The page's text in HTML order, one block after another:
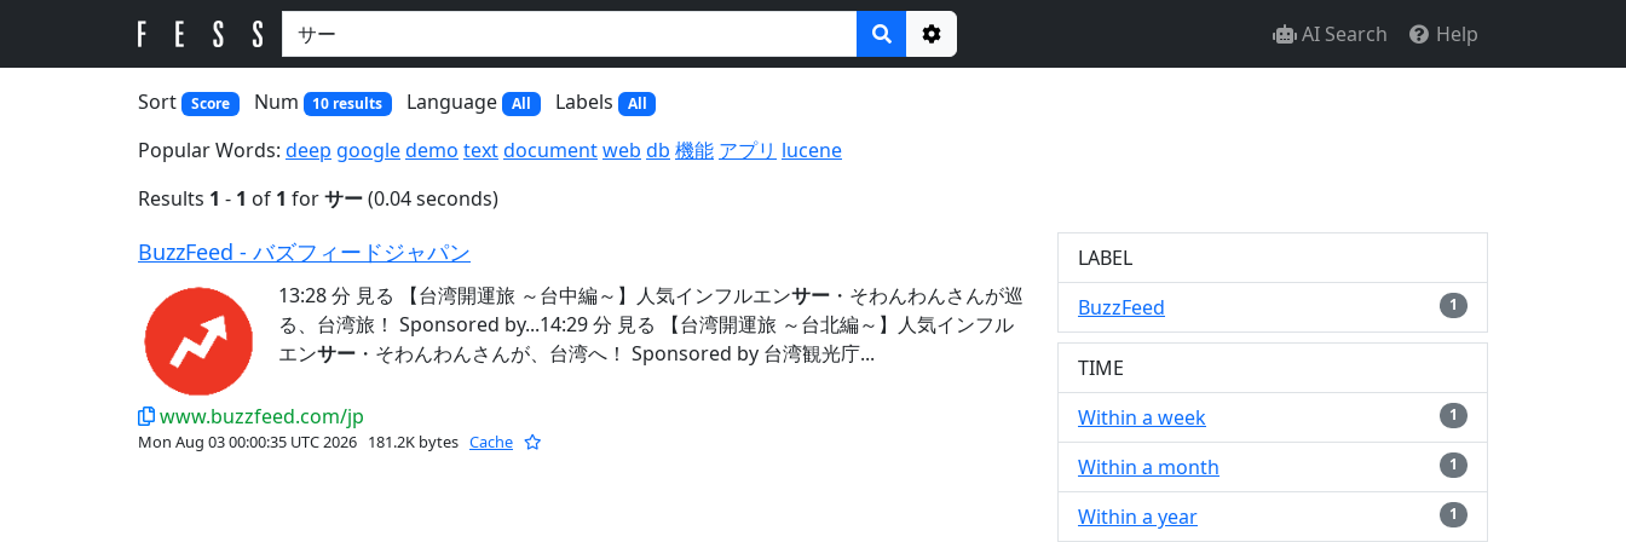
Options
AI Search Help
Sort Score Num 10 results Language All Labels All
Popular Words: deep googledemo textdocumentweb db 機能 アプリ lucene
Results 1 - 1 of 1 forサー(0.04 seconds)
BuzzFeed - バズフィードジャパン
13:28 分 見る 【台湾開運旅 ～台中編～】人気インフルエンサー ・そわんわんさんが巡
る、台湾旅！ Sponsored by...14:29 分 見る 【台湾開運旅 ～台北編～】人気インフル
エンサー ・そわんわんさんが、台湾へ！ Sponsored by 台湾観光庁...
www.buzzfeed.com/jp
Mon Aug 03 00:00:35 UTC 2026 181.2K bytes Cache
LABEL
BuzzFeed
1
TIME
Within a week
1
Within a month 1
Within a year 1